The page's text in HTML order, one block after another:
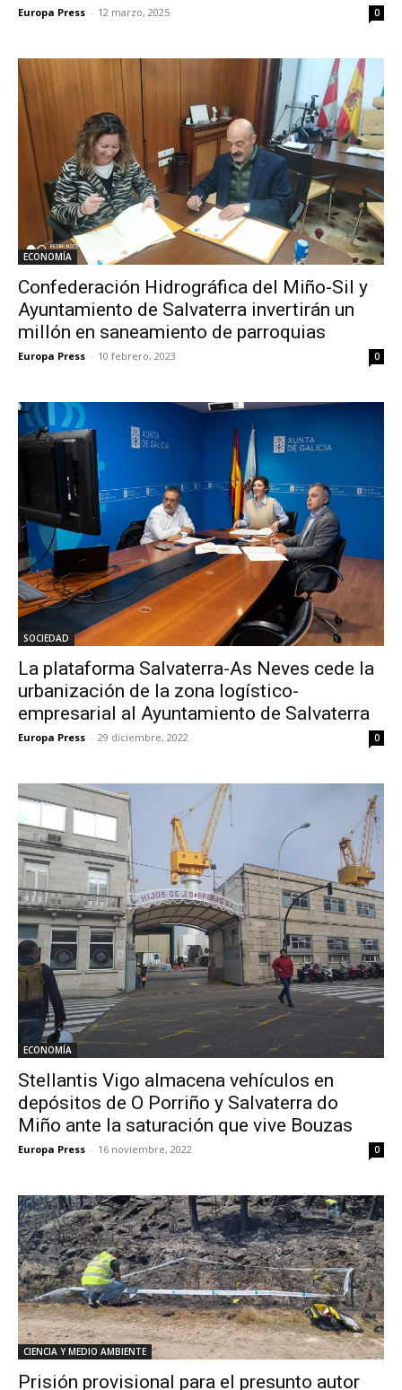
Europa Press - 12 marzo, 2025 0
ECONOMÍA
Confederación Hidrográfica del Miño-Sil y
Ayuntamiento de Salvaterra invertirán un
millón en saneamiento de parroquias
Europa Press - 10 febrero, 2023 0
SOCIEDAD
La plataforma Salvaterra-As Neves cede la
urbanización de la zona logístico-
empresarial al Ayuntamiento de Salvaterra
Europa Press - 29 diciembre, 2022 0
ECONOMÍA
Stellantis Vigo almacena vehículos en
depósitos de O Porriño y Salvaterra do
Miño ante la saturación que vive Bouzas
Europa Press - 16 noviembre, 2022 0
CIENCIA Y MEDIO AMBIENTE
Prisión provisional para el presunto autor